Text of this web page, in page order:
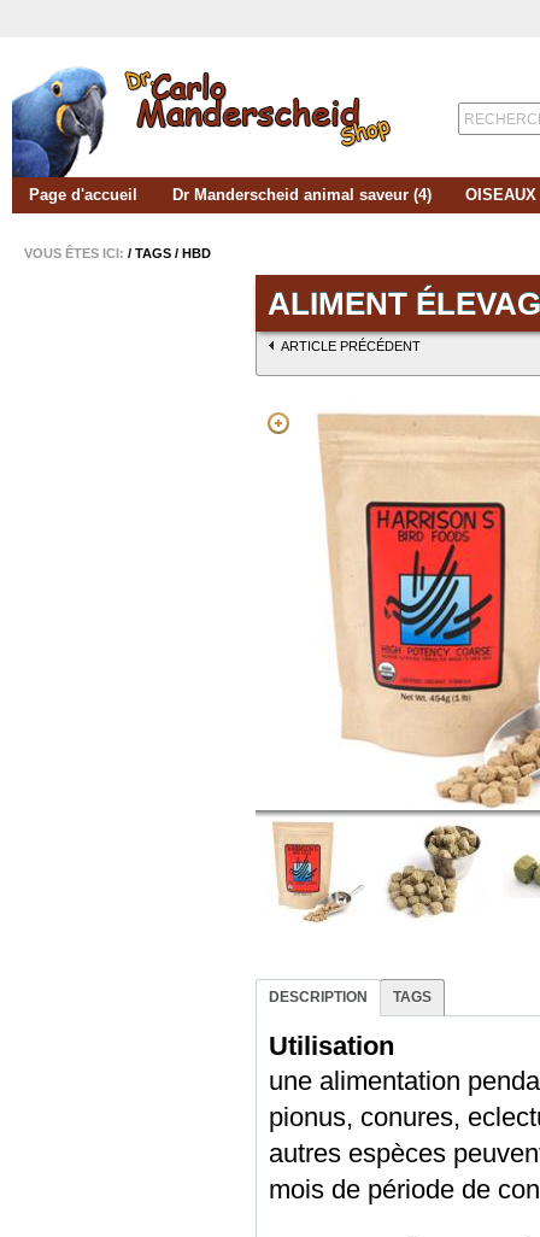
Page d'accueil Dr Manderscheid animal saveur (4) OISEAUX
VOUS ÊTES ICI: / TAGS / HBD
ALIMENT
ARTICLE PRÉCÉDENT
DESCRIPTION TAGS
Utilisation
une alimentation
pionus, conures,
autres espèces
mois de période de